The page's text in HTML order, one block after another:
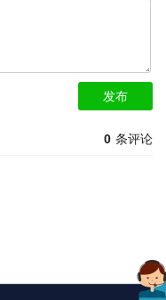
发布
0 条评论